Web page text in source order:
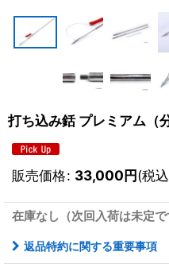
打ち込み銛 プレミアム（
販売価格: 33,000円(税
在庫なし（次回入荷は未定で
返品特約に関する重要事項